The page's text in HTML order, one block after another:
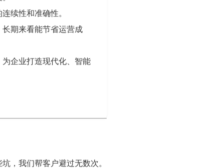
续性和准确性。
期来看能节省运营成
企业打造现代化、智能
，我们帮客户避过无数次。